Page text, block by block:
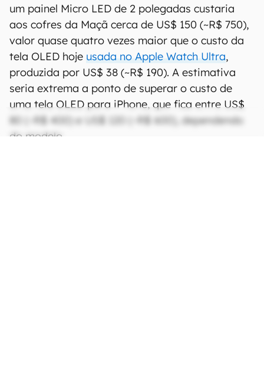
um painel Micro LED de 2 polegadas custaria
aos cofres da Maçã cerca de US$ 150 (~R$ 750),
valor quase quatro vezes maior que o custo da
tela OLED hoje usada no Apple Watch Ultra,
produzida por US$ 38 (~R$ 190). A estimativa
seria extrema a ponto de superar o custo de
uma tela OLED para iPhone, que fica entre US$
80 (~R$ 400) e US$ 120 (~R$ 600), dependendo
do modelo.